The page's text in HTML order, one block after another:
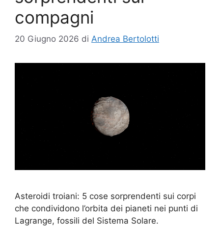
compagni
20 Giugno 2026 di Andrea Bertolotti
Asteroidi troiani: 5 cose sorprendenti sui corpi
che condividono l’orbita dei pianeti nei punti di
Lagrange, fossili del Sistema Solare.